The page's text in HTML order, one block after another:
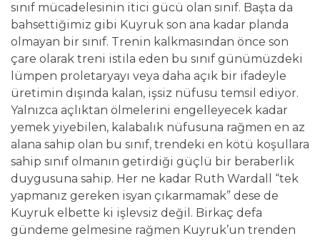
sınıf mücadelesinin itici gücü olan sınıf. Başta da
bahsettiğimiz gibi Kuyruk son ana kadar planda
olmayan bir sınıf. Trenin kalkmasından önce son
çare olarak treni istila eden bu sınıf günümüzdeki
lümpen proletaryayı veya daha açık bir ifadeyle
üretimin dışında kalan, işsiz nüfusu temsil ediyor.
Yalnızca açlıktan ölmelerini engelleyecek kadar
yemek yiyebilen, kalabalık nüfusuna rağmen en az
alana sahip olan bu sınıf, trendeki en kötü koşullara
sahip sınıf olmanın getirdiği güçlü bir beraberlik
duygusuna sahip. Her ne kadar Ruth Wardall “tek
yapmanız gereken isyan çıkarmamak” dese de
Kuyruk elbette ki işlevsiz değil. Birkaç defa
gündeme gelmesine rağmen Kuyruk’un trenden